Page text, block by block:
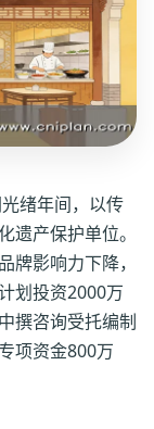
绪年间，以传
遗产保护单位。
牌影响力下降，
划投资2000万
撰咨询受托编制
项资金800万